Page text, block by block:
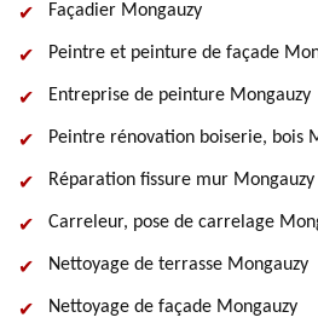
Façadier Mongauzy
Peintre et peinture de façade
Entreprise de peinture Mongauzy
Peintre rénovation boiserie, bois
Réparation fissure mur Mongauzy
Carreleur, pose de carrelage
Nettoyage de terrasse Mongauzy
Nettoyage de façade Mongauzy